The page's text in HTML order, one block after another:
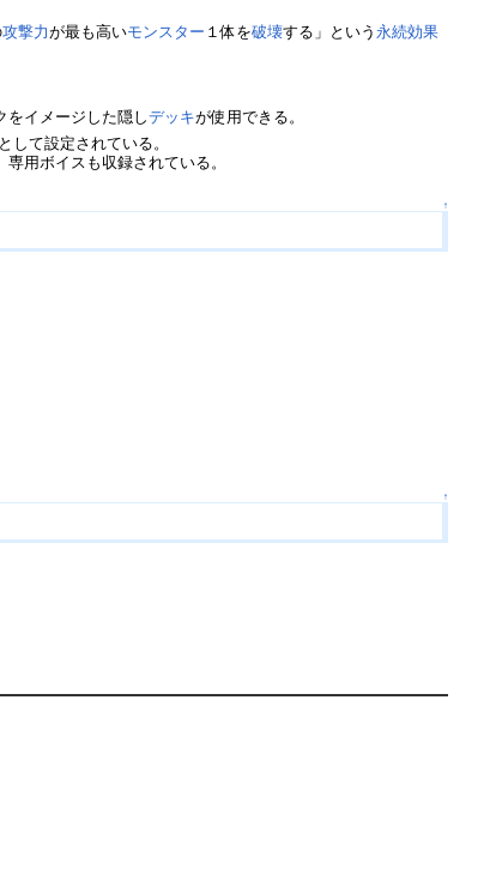
攻撃力が最も高いモンスター １体を破壊する」という永続効果
をイメージした隠しデッキが使用できる。
として設定されている。
用ボイスも収録されている。
↑
↑